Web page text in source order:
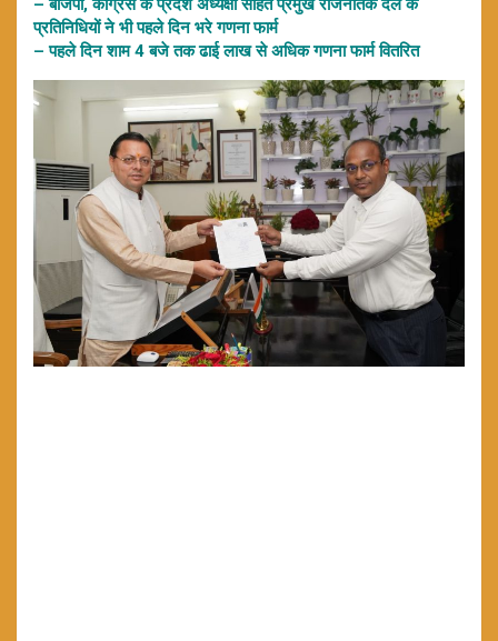
– बीजेपी, कांग्रेस के प्रदेश अध्यक्षों सहित प्रमुख राजनैतिक दल के
प्रतिनिधियों ने भी पहले दिन भरे गणना फार्म
– पहले दिन शाम 4 बजे तक ढाई लाख से अधिक गणना फार्म वितरित